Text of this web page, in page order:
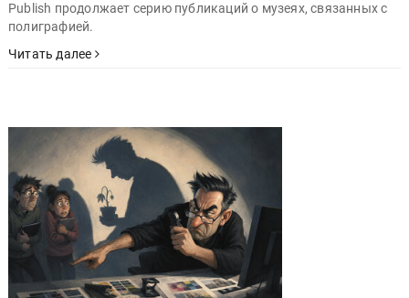
Publish продолжает серию публикаций о музеях, связанных с
полиграфией.
Читать далее